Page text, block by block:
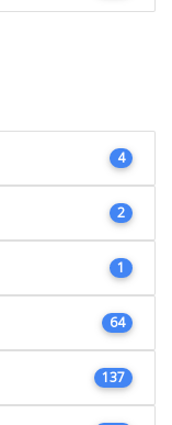
4
2
1
64
137